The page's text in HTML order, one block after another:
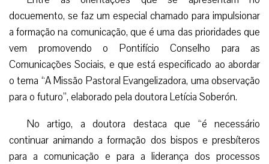
docuemento, se faz um especial chamado para impulsionar
a formação na comunicação, que é uma das prioridades que
vem promovendo o Pontifício Conselho para as
Comunicações Sociais, e que está especificado ao abordar
o tema “A Missão Pastoral Evangelizadora, uma observação
para o futuro”, elaborado pela doutora Letícia Soberón.
No artigo, a doutora destaca que “é necessário
continuar animando a formação dos bispos e presbíteros
para a comunicação e para a liderança dos processos